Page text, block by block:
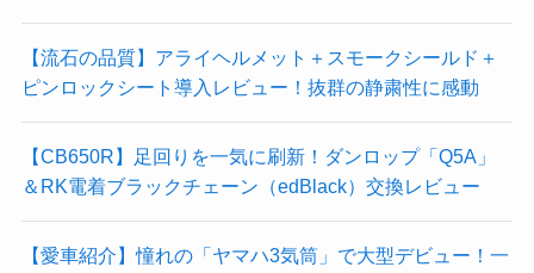
【流石の品質】アライヘルメット＋スモークシールド＋
ピンロックシート導入レビュー！抜群の静粛性に感動
【CB650R】足回りを一気に刷新！ダンロップ「Q5A」
＆RK電着ブラックチェーン（edBlack）交換レビュー
【愛車紹介】憧れの「ヤマハ3気筒」で大型デビュー！一